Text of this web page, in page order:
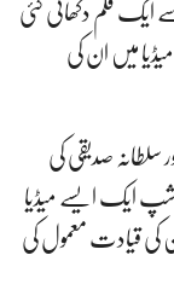
ایک فلم دکھائی گئی
میں ان کی
سلطانہ صدیقی کی
ایک ایسے میڈیا
کی قیادت معمول کی